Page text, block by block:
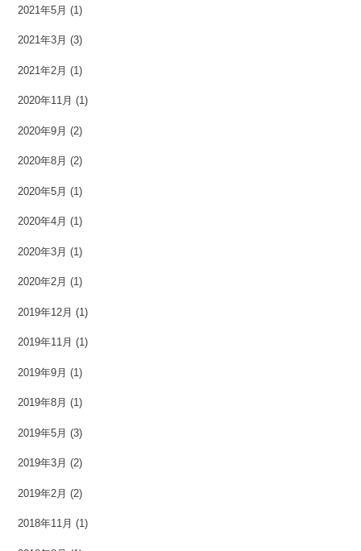
2021年5月 (1)
2021年3月 (3)
2021年2月 (1)
2020年11月 (1)
2020年9月 (2)
2020年8月 (2)
2020年5月 (1)
2020年4月 (1)
2020年3月 (1)
2020年2月 (1)
2019年12月 (1)
2019年11月 (1)
2019年9月 (1)
2019年8月 (1)
2019年5月 (3)
2019年3月 (2)
2019年2月 (2)
2018年11月 (1)